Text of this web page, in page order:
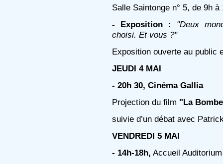
Salle Saintonge n° 5, de 9h
- Exposition : "Deux
choisi. Et vous ?"
Exposition ouverte au public
JEUDI 4 MAI
- 20h 30, Cinéma Gallia
Projection du film "La
suivie d’un débat avec
VENDREDI 5 MAI
- 14h-18h, Accueil